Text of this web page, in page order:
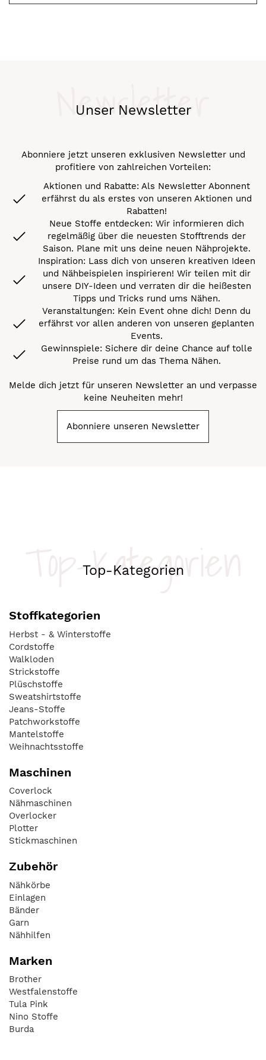
Unser Newsletter
Newsletter
Abonniere jetzt unseren exklusiven Newsletter und
profitiere von zahlreichen Vorteilen:
Aktionen und Rabatte: Als Newsletter Abonnent
erfährst du als erstes von unseren Aktionen und
Rabatten!
Neue Stoffe entdecken: Wir informieren dich
regelmäßig über die neuesten Stofftrends der
Saison. Plane mit uns deine neuen Nähprojekte.
Inspiration: Lass dich von unseren kreativen Ideen
und Nähbeispielen inspirieren! Wir teilen mit dir
unsere DIY-Ideen und verraten dir die heißesten
Tipps und Tricks rund ums Nähen.
Veranstaltungen: Kein Event ohne dich! Denn du
erfährst vor allen anderen von unseren geplanten
Events.
Gewinnspiele: Sichere dir deine Chance auf tolle
Preise rund um das Thema Nähen.
Melde dich jetzt für unseren Newsletter an und verpasse
keine Neuheiten mehr!
Abonniere unseren Newsletter
Top-Kategorien
Top-Kategorien
Stoffkategorien
Herbst - & Winterstoffe
Cordstoffe
Walkloden
Strickstoffe
Plüschstoffe
Sweatshirtstoffe
Jeans-Stoffe
Patchworkstoffe
Mantelstoffe
Weihnachtsstoffe
Maschinen
Coverlock
Nähmaschinen
Overlocker
Plotter
Stickmaschinen
Zubehör
Nähkörbe
Einlagen
Bänder
Garn
Nähhilfen
Marken
Brother
Westfalenstoffe
Tula Pink
Nino Stoffe
Burda